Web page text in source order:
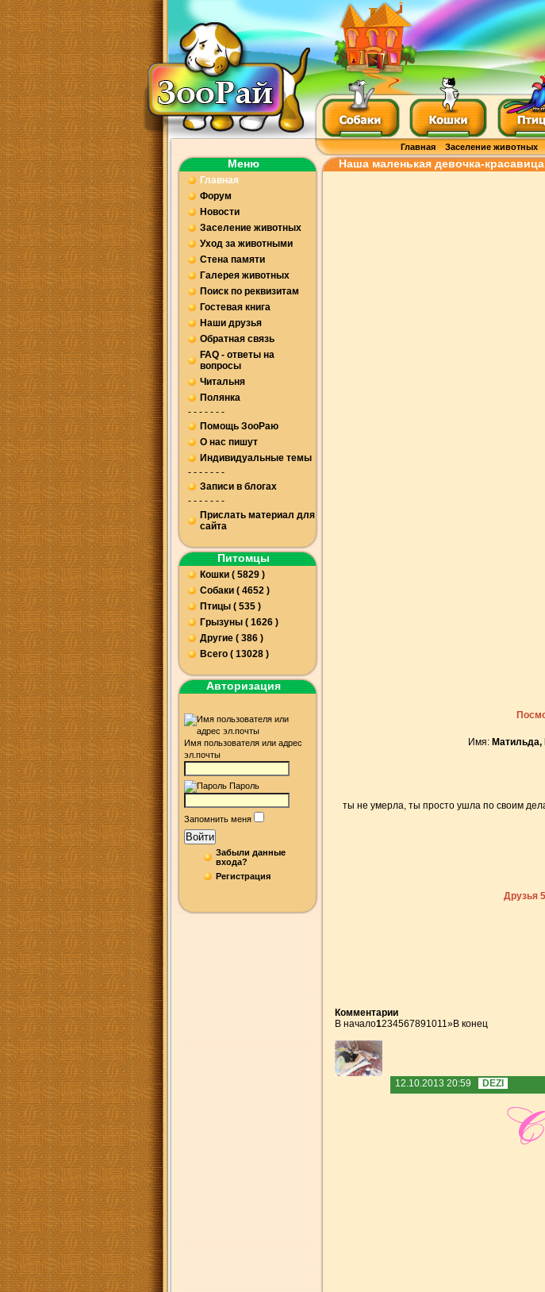
Главная Заселение животных
Меню
Главная
Форум
Новости
Заселение животных
Уход за животными
Стена памяти
Галерея животных
Поиск по реквизитам
Гостевая книга
Наши друзья
Обратная связь
FAQ - ответы на
вопросы
Читальня
Полянка
- - - - - - -
Помощь ЗооРаю
О нас пишут
Индивидуальные темы
- - - - - - -
Записи в блогах
- - - - - - -
Прислать материал для
сайта
Питомцы
Кошки ( 5829 )
Собаки ( 4652 )
Птицы ( 535 )
Грызуны ( 1626 )
Другие ( 386 )
Всего ( 13028 )
Авторизация
Имя пользователя или адрес
эл.почты
Пароль
Запомнить меня
Войти
Забыли данные
входа?
Регистрация
Наша маленькая девочка-
Имя: Матильда,
ты не умерла, ты просто ушла по своим
Друзья
Комментарии
В начало1234567891011»В конец
12.10.2013 20:59 DEZI